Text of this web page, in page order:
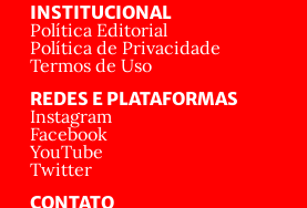
INSTITUCIONAL
Política Editorial
Política de Privacidade
Termos de Uso
REDES E PLATAFORMAS
Instagram
Facebook
YouTube
Twitter
CONTATO